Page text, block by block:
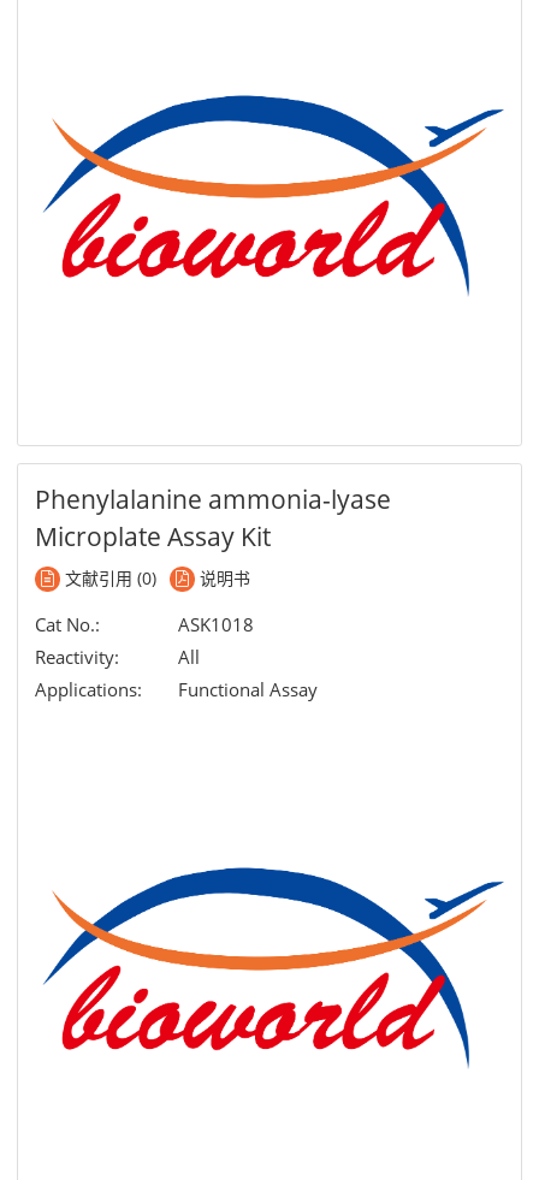
Phenylalanine ammonia-lyase
Microplate Assay Kit
文献引用 (0) 说明书
Cat No.:
ASK1018
Reactivity:
All
Applications:
Functional Assay